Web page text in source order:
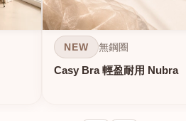
NEW 無鋼圈
Casy Bra 輕盈耐用 Nubra